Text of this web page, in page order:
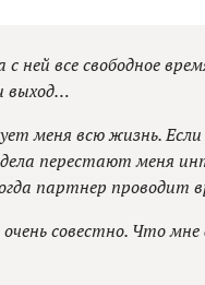
ней все свободное
выход…
меня всю жизнь.
перестают меня
партнер проводит
совестно. Что